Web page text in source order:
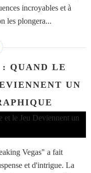
incroyables et à
les plongera...
QUAND LE
UN
Vegas" a fait
et d'intrigue. La